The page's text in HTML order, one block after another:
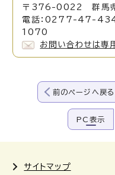
〒376-0022 群馬県
電話：0277-47-
1070
お問い合わせは専
前のページへ戻る
PC表示
サイトマップ